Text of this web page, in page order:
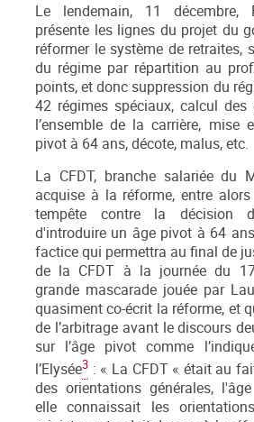
Le lendemain, 11 décembre,
présente les lignes du projet du
réformer le système de retraites,
du régime par répartition au
points, et donc suppression du
42 régimes spéciaux, calcul
l’ensemble de la carrière, mise
pivot à 64 ans, décote, malus, etc.
La CFDT, branche salariée du
acquise à la réforme, entre
tempête contre la décision
d'introduire un âge pivot à 64
factice qui permettra au final de
de la CFDT à la journée du
grande mascarade jouée par
quasiment co-écrit la réforme, et
de l’arbitrage avant le discours
sur l’âge pivot comme
l’Elysée3 : « La CFDT « était au
des orientations générales,
elle connaissait les